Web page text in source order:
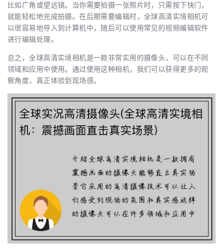
比如广角或望远镜。当你需要拍摄一张照片时，只需按下快门，
就能轻松地完成拍摄。在后期需要编辑时，全球高清实境相机可
以很容易地导入到计算机中，随后可以使用常见的视频编辑软件
进行编辑处理。
总之，全球高清实境相机是一款非常实用的摄像头，可以在不同
领域和应用中使用。通过使用这种相机，我们可以获得更多的观
察角度，真正体验到现场感。